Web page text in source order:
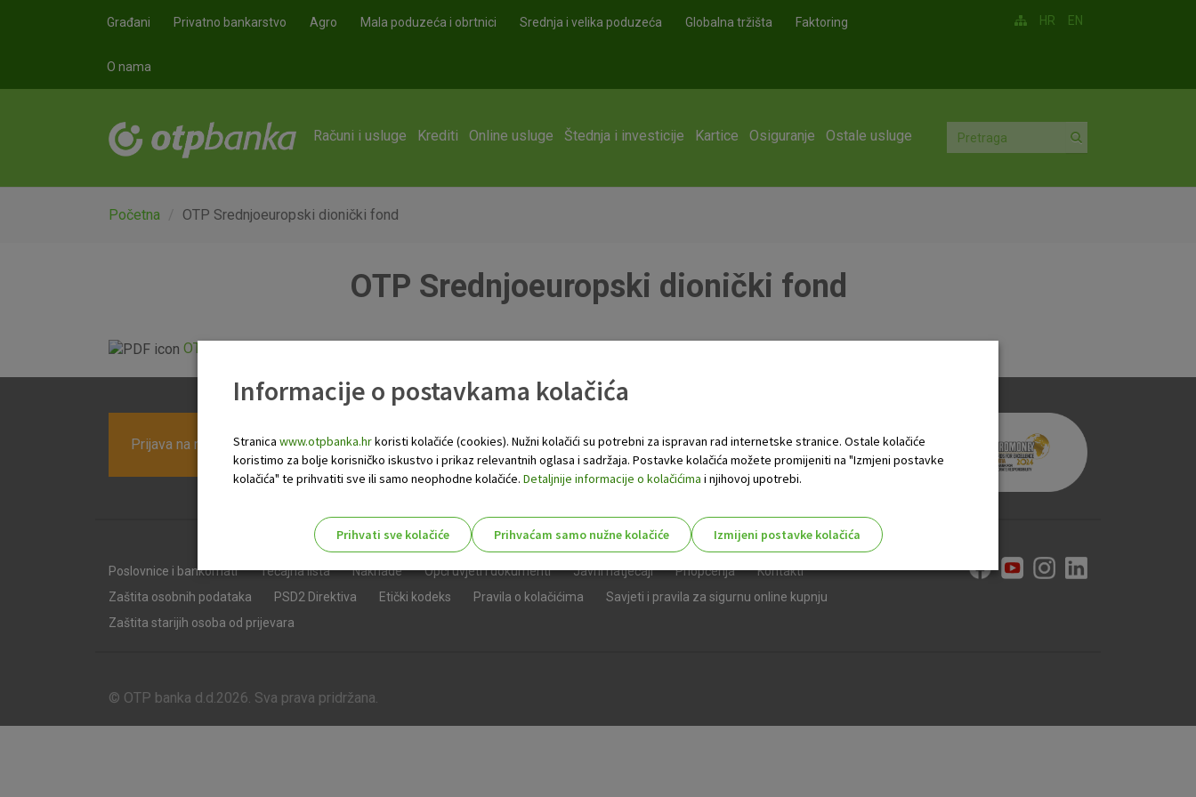
Građani Privatno bankarstvo Agro Mala poduzeća i obrtnici Srednja i velika poduzeća Globalna tržišta Faktoring
O nama
HR EN
Računi i usluge Krediti Online usluge Štednja i investicije Kartice Osiguranje Ostale usluge
Početna OTP Srednjoeuropski dionički fond
OTP Srednjoeuropski dionički fond
OTP Srednjoeuropski dionički fond.pdf
Prijava na newsletter OTP banke
Poslovnice i bankomati Tečajna lista Naknade Opći uvjeti i dokumenti Javni natječaji Priopćenja
Kontakti
Zaštita osobnih podataka
PSD2 Direktiva Etički kodeks Pravila o kolačićima
Savjeti i pravila za sigurnu online kupnju
Zaštita starijih osoba od prijevara
© OTP banka d.d.2026. Sva prava pridržana.
Informacije o postavkama kolačića
Stranica www.otpbanka.hrkoristi kolačiće (cookies). Nužni kolačići su potrebni za ispravan rad internetske stranice. Ostale kolačiće
koristimo za bolje korisničko iskustvo i prikaz relevantnih oglasa i sadržaja. Postavke kolačića možete promijeniti na "Izmjeni postavke
kolačića" te prihvatiti sve ili samo neophodne kolačiće. Detaljnije informacije o kolačićima i njihovoj upotrebi.
Prihvati sve kolačiće Prihvaćam samo nužne kolačiće
Izmijeni postavke kolačića